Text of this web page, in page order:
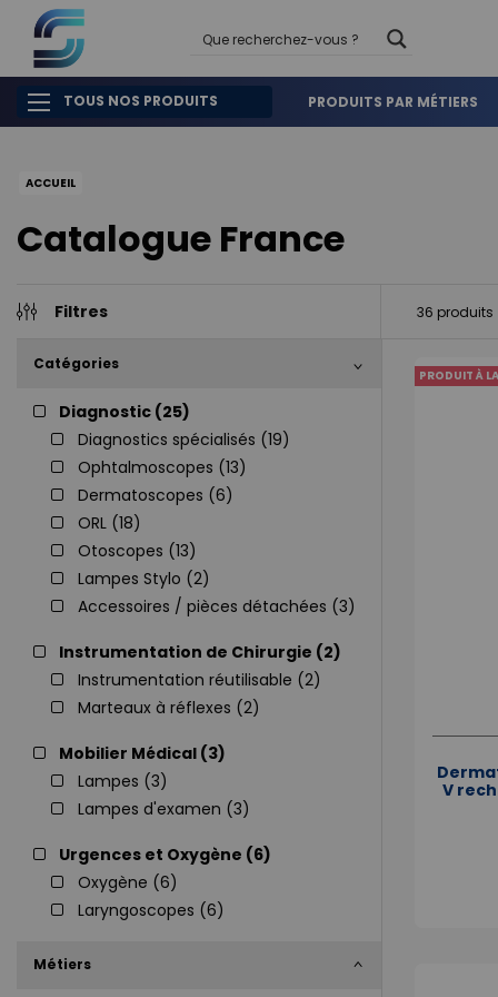
TOUS NOS PRODUITS PRODUITS PAR MÉTIERS
ACCUEIL
Catalogue France
Filtres 36 produits
Catégories
Diagnostic (25)
Diagnostics spécialisés (19)
Ophtalmoscopes (13)
Dermatoscopes (6)
ORL (18)
Otoscopes (13)
Lampes Stylo (2)
Accessoires / pièces détachées (3)
Instrumentation de Chirurgie (2)
Instrumentation réutilisable (2)
Marteaux à réflexes (2)
Mobilier Médical (3)
Lampes (3)
Lampes d'examen (3)
Urgences et Oxygène (6)
Oxygène (6)
Laryngoscopes (6)
Métiers
PRODUIT À
V